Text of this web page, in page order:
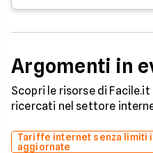
Argomenti in
Scopri le risorse di
ricercati nel settore
Tariffe internet senza limiti
aggiornate